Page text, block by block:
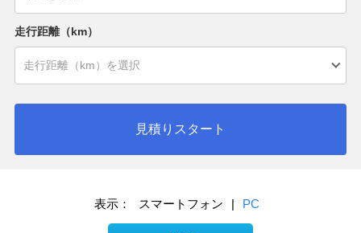
走行距離（km）
見積りスタート
表示： スマートフォン | PC